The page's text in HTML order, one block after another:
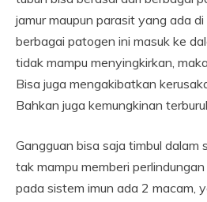
jamur maupun parasit yang ada
berbagai patogen ini masuk ke
tidak mampu menyingkirkan,
Bisa juga mengakibatkan
Bahkan juga kemungkinan
Gangguan bisa saja timbul dalam
tak mampu memberi
pada sistem imun ada 2 macam,